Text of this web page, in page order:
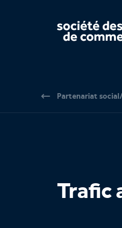
Partenariat
Trafic